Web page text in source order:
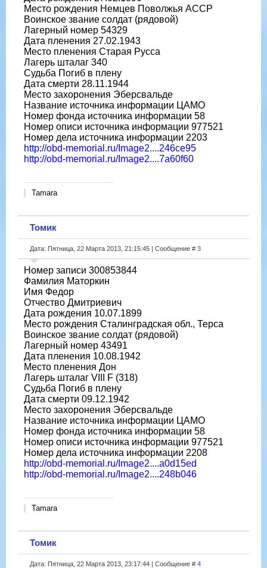
Место рождения Немцев Поволжья АССР
Воинское звание солдат (рядовой)
Лагерный номер 54329
Дата пленения 27.02.1943
Место пленения Старая Русса
Лагерь шталаг 340
Судьба Погиб в плену
Дата смерти 28.11.1944
Место захоронения Эберсвальде
Название источника информации ЦАМО
Номер фонда источника информации 58
Номер описи источника информации 977521
Номер дела источника информации 2203
http://obd-memorial.ru/Image2....246ce95
http://obd-memorial.ru/Image2....7a60f60
Tamara
Томик
Дата: Пятница, 22 Марта 2013, 21:15:45 | Сообщение # 3
Номер записи 300853844
Фамилия Маторкин
Имя Федор
Отчество Дмитриевич
Дата рождения 10.07.1899
Место рождения Сталинградская обл., Терса
Воинское звание солдат (рядовой)
Лагерный номер 43491
Дата пленения 10.08.1942
Место пленения Дон
Лагерь шталаг VIII F (318)
Судьба Погиб в плену
Дата смерти 09.12.1942
Место захоронения Эберсвальде
Название источника информации ЦАМО
Номер фонда источника информации 58
Номер описи источника информации 977521
Номер дела источника информации 2208
http://obd-memorial.ru/Image2....a0d15ed
http://obd-memorial.ru/Image2....248b046
Tamara
Томик
Дата: Пятница, 22 Марта 2013, 23:17:44 | Сообщение # 4